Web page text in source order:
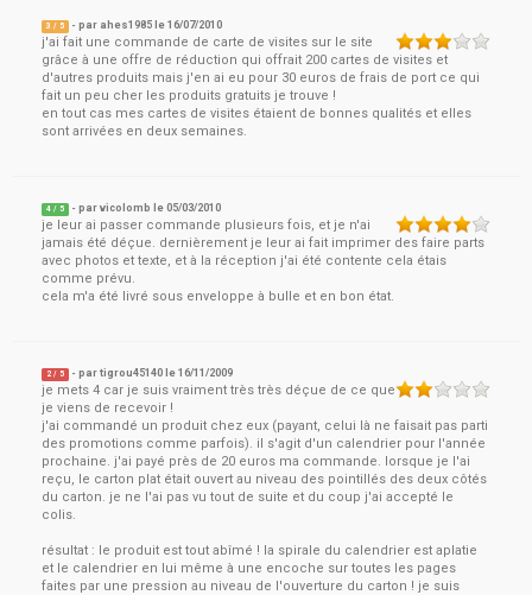
3 / 5 - par ahes1985 le16/07/2010
j'ai fait une commande de carte de visites sur le site
grâce à une offre de réduction qui offrait 200 cartes de visites et
d'autres produits mais j'en ai eu pour 30 euros de frais de port ce qui
fait un peu cher les produits gratuits je trouve !
en tout cas mes cartes de visites étaient de bonnes qualités et elles
sont arrivées en deux semaines.
4 / 5 - parvicolomb le05/03/2010
je leur ai passer commande plusieurs fois, et je n'ai
jamais été déçue. dernièrement je leur ai fait imprimer des faire parts
avec photos et texte, et à la réception j'ai été contente cela étais
comme prévu.
cela m'a été livré sous enveloppe à bulle et en bon état.
2 / 5 - partigrou45140 le16/11/2009
je mets 4 car je suis vraiment très très déçue de ce que
je viens de recevoir !
j'ai commandé un produit chez eux (payant, celui là ne faisait pas parti
des promotions comme parfois). il s'agit d'un calendrier pour l'année
prochaine. j'ai payé près de 20 euros ma commande. lorsque je l'ai
reçu, le carton plat était ouvert au niveau des pointillés des deux côtés
du carton. je ne l'ai pas vu tout de suite et du coup j'ai accepté le
colis.
résultat : le produit est tout abîmé ! la spirale du calendrier est aplatie
et le calendrier en lui même à une encoche sur toutes les pages
faites par une pression au niveau de l'ouverture du carton ! je suis